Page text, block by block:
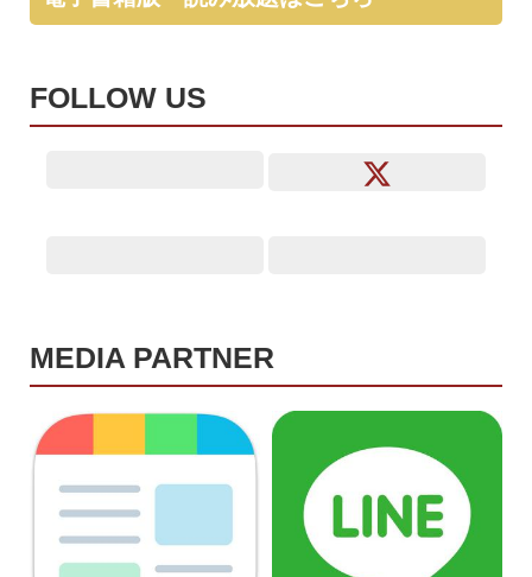
FOLLOW US
MEDIA PARTNER